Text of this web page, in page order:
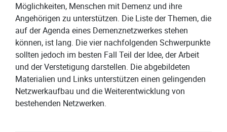
Möglichkeiten, Menschen mit Demenz und ihre
Angehörigen zu unterstützen. Die Liste der Themen, die
auf der Agenda eines Demenznetzwerkes stehen
können, ist lang. Die vier nachfolgenden Schwerpunkte
sollten jedoch im besten Fall Teil der Idee, der Arbeit
und der Verstetigung darstellen. Die abgebildeten
Materialien und Links unterstützen einen gelingenden
Netzwerkaufbau und die Weiterentwicklung von
bestehenden Netzwerken.